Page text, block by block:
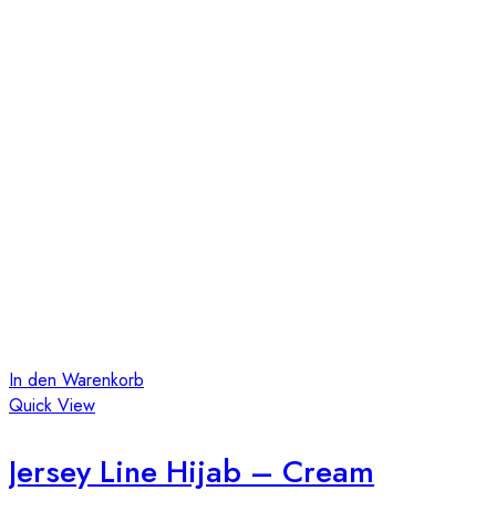
In den Warenkorb
Quick View
Jersey Line Hijab – Cream